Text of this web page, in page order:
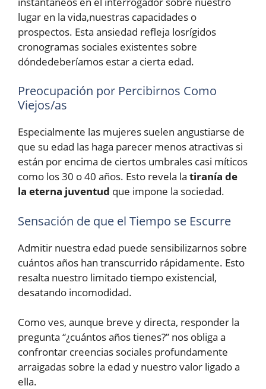
lugar en la vida,nuestras capacidades o
prospectos. Esta ansiedad refleja losrígidos
cronogramas sociales existentes sobre
dóndedeberíamos estar a cierta edad.
Preocupación por Percibirnos Como
Viejos/as
Especialmente las mujeres suelen angustiarse de
que su edad las haga parecer menos atractivas si
están por encima de ciertos umbrales casi míticos
como los 30 o 40 años. Esto revela la tiranía de
la eterna juventud que impone la sociedad.
Sensación de que el Tiempo se Escurre
Admitir nuestra edad puede sensibilizarnos sobre
cuántos años han transcurrido rápidamente. Esto
resalta nuestro limitado tiempo existencial,
desatando incomodidad.
Como ves, aunque breve y directa, responder la
pregunta “¿cuántos años tienes?” nos obliga a
confrontar creencias sociales profundamente
arraigadas sobre la edad y nuestro valor ligado a
ella.